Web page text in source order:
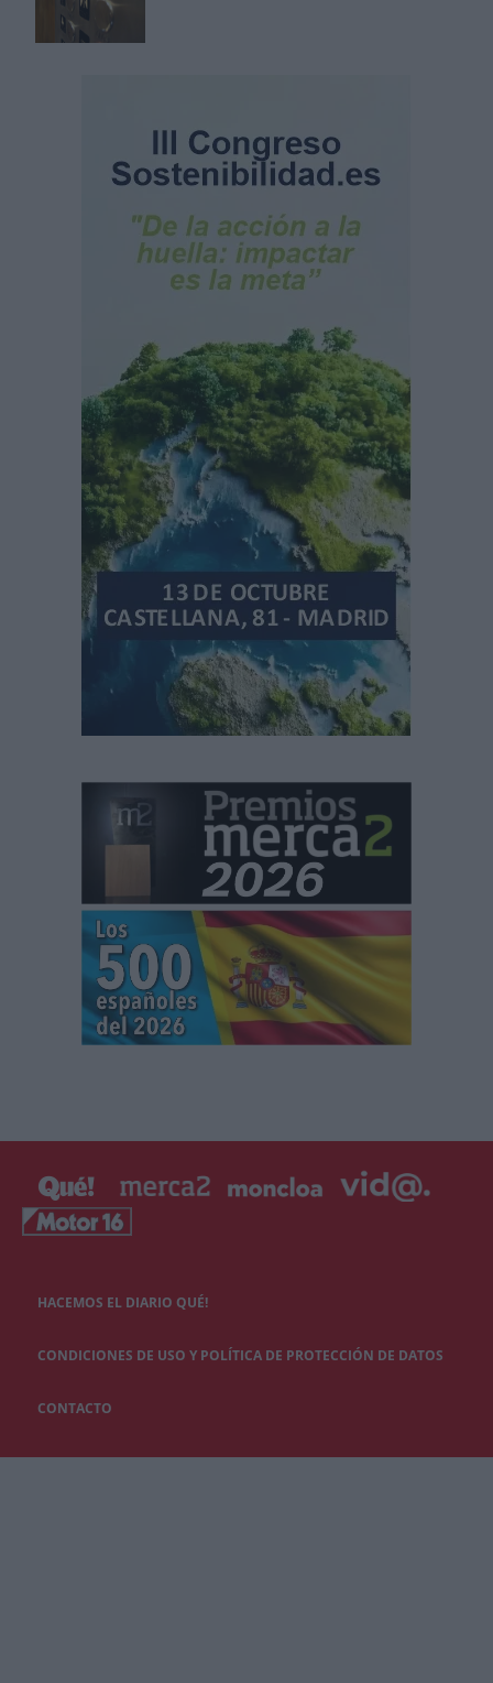
HACEMOS EL DIARIO QUÉ!
CONDICIONES DE USO Y POLÍTICA DE PROTECCIÓN DE DATOS
CONTACTO